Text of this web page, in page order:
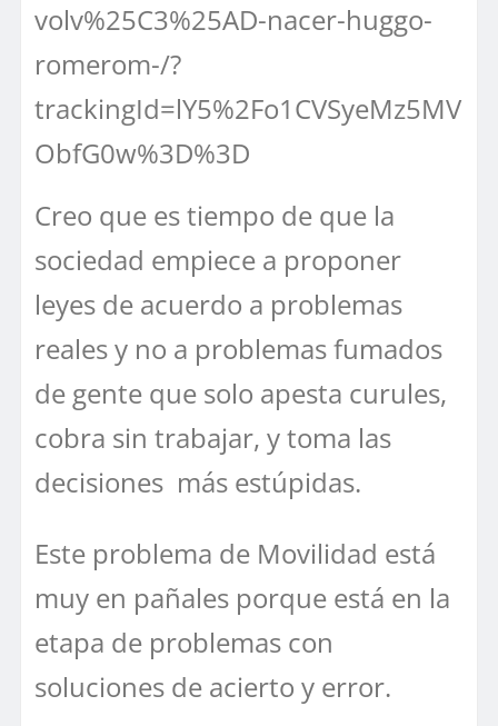
volv%25C3%25AD-nacer-huggo-
romerom-/?
trackingId=lY5%2Fo1CVSyeMz5MV
ObfG0w%3D%3D
Creo que es tiempo de que la
sociedad empiece a proponer
leyes de acuerdo a problemas
reales y no a problemas fumados
de gente que solo apesta curules,
cobra sin trabajar, y toma las
decisiones más estúpidas.
Este problema de Movilidad está
muy en pañales porque está en la
etapa de problemas con
soluciones de acierto y error.